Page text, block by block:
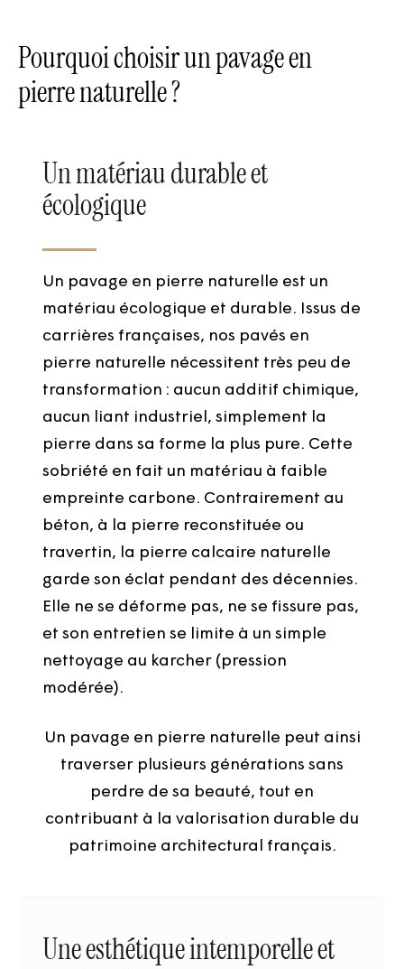
Pourquoi choisir un pavage en
pierre naturelle ?
Un matériau durable et
écologique
Un pavage en pierre naturelle est un
matériau écologique et durable. Issus de
carrières françaises, nos pavés en
pierre naturelle nécessitent très peu de
transformation : aucun additif chimique,
aucun liant industriel, simplement la
pierre dans sa forme la plus pure. Cette
sobriété en fait un matériau à faible
empreinte carbone. Contrairement au
béton, à la pierre reconstituée ou
travertin, la pierre calcaire naturelle
garde son éclat pendant des décennies.
Elle ne se déforme pas, ne se fissure pas,
et son entretien se limite à un simple
nettoyage au karcher (pression
modérée).
Un pavage en pierre naturelle peut ainsi
traverser plusieurs générations sans
perdre de sa beauté, tout en
contribuant à la valorisation durable du
patrimoine architectural français.
Une esthétique intemporelle et